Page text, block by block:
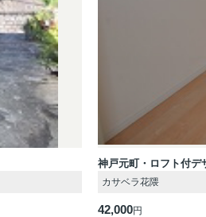
神戸元町・ロフト付デ
カサベラ花隈
42,000円